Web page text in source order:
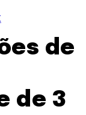
de
de 3